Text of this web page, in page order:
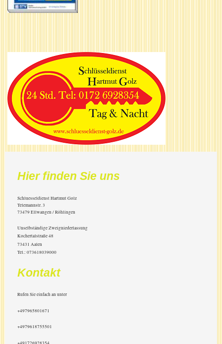
Hier finden Sie uns
Schluesseldienst Hartmut Golz
Telemannstr. 3
73479Ellwangen / Röhlingen
Unselbständige Zweigniederlassung
Kochertalstraße 48
73431 Aalen
Tel.: 073618039000
Kontakt
Rufen Sie einfach an unter
+497965801671
+4979618755501